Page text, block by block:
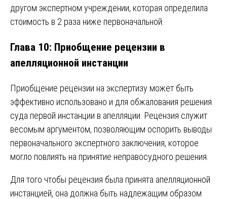
другом экспертном учреждении, которая определила
стоимость в 2 раза ниже первоначальной.
Глава 10: Приобщение рецензии в
апелляционной инстанции
Приобщение рецензии на экспертизу может быть
эффективно использовано и для обжалования решения
суда первой инстанции в апелляции. Рецензия служит
весомым аргументом, позволяющим оспорить выводы
первоначального экспертного заключения, которое
могло повлиять на принятие неправосудного решения.
Для того чтобы рецензия была принята апелляционной
инстанцией, она должна быть надлежащим образом